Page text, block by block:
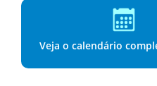
Veja o calendário